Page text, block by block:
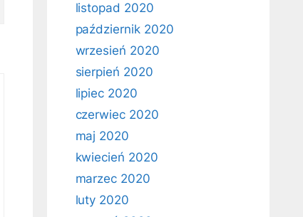
listopad 2020
październik 2020
wrzesień 2020
sierpień 2020
lipiec 2020
czerwiec 2020
maj 2020
kwiecień 2020
marzec 2020
luty 2020